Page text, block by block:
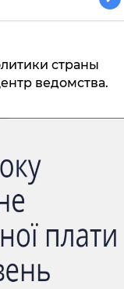
страны
ведомства.